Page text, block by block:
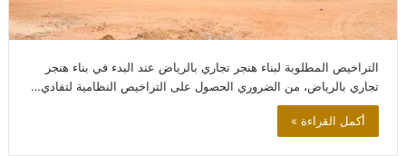
التراخيص المطلوبة لبناء هنجر تجاري بالرياض عند البدء في بناء هنجر
تجاري بالرياض، من الضروري الحصول على التراخيص النظامية لتفادي…
أكمل القراءة »